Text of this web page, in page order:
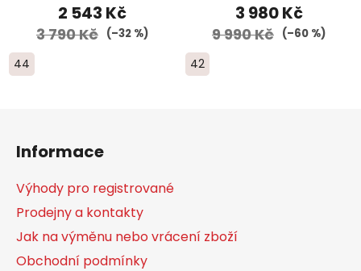
2 543 Kč
3 790 Kč (–32 %)
44
3 980 Kč
9 990 Kč (–60 %)
42
Informace
Výhody pro registrované
Prodejny a kontakty
Jak na výměnu nebo vrácení zboží
Obchodní podmínky